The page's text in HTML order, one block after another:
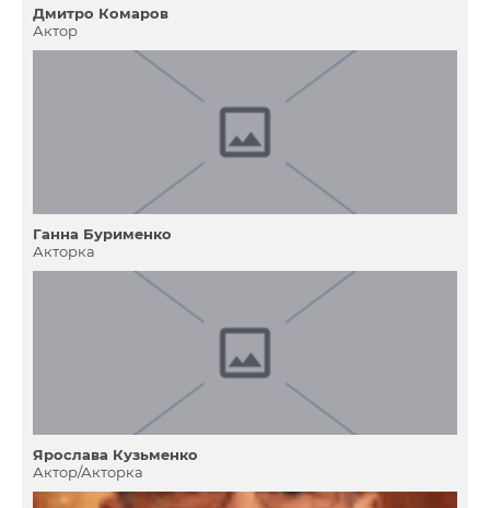
Дмитро Комаров
Актор
Ганна Бурименко
Акторка
Ярослава Кузьменко
Актор/Акторка